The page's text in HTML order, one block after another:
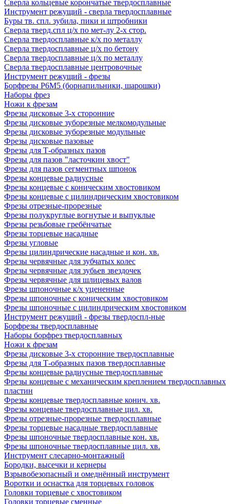
Сверла кольцевые корончатые твердосплавные
Инструмент режущий - сверла твердосплавные
Буры тв. спл. зубила, пики и штробники
Сверла тверд.спл ц/х по мет-лу 2-х стор.
Сверла твердосплавные к/х по металлу
Сверла твердосплавные ц/х по бетону
Сверла твердосплавные ц/х по металлу
Сверла твердосплавные центровочные
Инструмент режущий - фрезы
Борфрезы Р6М5 (борнапильники, шарошки)
Наборы фрез
Ножи к фрезам
Фрезы дисковые 3-х сторонние
Фрезы дисковые зуборезные мелкомодульные
Фрезы дисковые зуборезные модульные
Фрезы дисковые пазовые
Фрезы для Т-образных пазов
Фрезы для пазов "ласточкин хвост"
Фрезы для пазов сегментных шпонок
Фрезы концевые радиусные
Фрезы концевые с коническим хвостовиком
Фрезы концевые с цилиндрическим хвостовиком
Фрезы отрезные-прорезные
Фрезы полукруглые вогнутые и выпуклые
Фрезы резьбовые гребёнчатые
Фрезы торцевые насадные
Фрезы угловые
Фрезы цилиндрические насадные и кон. хв.
Фрезы червячные для зубчатых колес
Фрезы червячные для зубьев звездочек
Фрезы червячные для шлицевых валов
Фрезы шпоночные к/х уцененные
Фрезы шпоночные с коническим хвостовиком
Фрезы шпоночные с цилиндрическим хвостовиком
Инструмент режущий - фрезы твердоспл-ные
Борфрезы твердосплавные
Наборы борфрез твердосплавных
Ножи к фрезам
Фрезы дисковые 3-х сторонние твердосплавные
Фрезы для Т-образных пазов твердосплавные
Фрезы концевые радиусные твердосплавные
Фрезы концевые с механическим креплением твердосплавных
пластин
Фрезы концевые твердосплавные конич. хв.
Фрезы концевые твердосплавные цил. хв.
Фрезы отрезные-прорезные твердосплавные
Фрезы торцевые насадные твердосплавные
Фрезы шпоночные твердосплавные кон. хв.
Фрезы шпоночные твердосплавные цил. хв.
Инструмент слесарно-монтажный
Бородки, высечки и кернеры
Взрывобезопасный и омеднённый инструмент
Воротки и оснаcтка для торцевых головок
Головки торцевые с хвостовиком
Головки торцевые сменные